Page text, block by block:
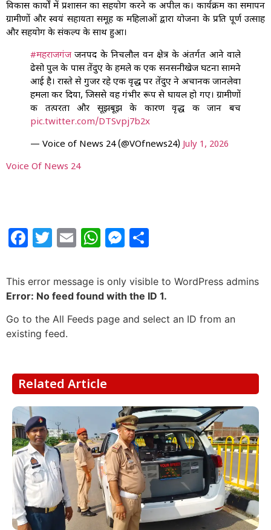
विकास कार्यों में प्रशासन का सहयोग करने की अपील की। कार्यक्रम का समापन
ग्रामीणों और स्वयं सहायता समूह की महिलाओं द्वारा योजना के प्रति पूर्ण उत्साह
और सहयोग के संकल्प के साथ हुआ।
#महराजगंज जनपद के निचलौल वन क्षेत्र के अंतर्गत आने वाले
ढेसो पुल के पास तेंदुए के हमले की एक सनसनीखेज घटना सामने
आई है। रास्ते से गुजर रहे एक वृद्ध पर तेंदुए ने अचानक जानलेवा
हमला कर दिया, जिससे वह गंभीर रूप से घायल हो गए। ग्रामीणों
की तत्परता और सूझबूझ के कारण वृद्ध की जान बच
pic.twitter.com/DTSvpj7b2x
— Voice of News 24 (@VOfnews24) July 1, 2026
Voice Of News 24
Facebook
Twitter
EmailWhatsApp
Messenger
This error message is only visible to WordPress admins
Error: No feed found with the ID 1.
Go to the All Feeds page and select an ID from an
existing feed.
Related Article